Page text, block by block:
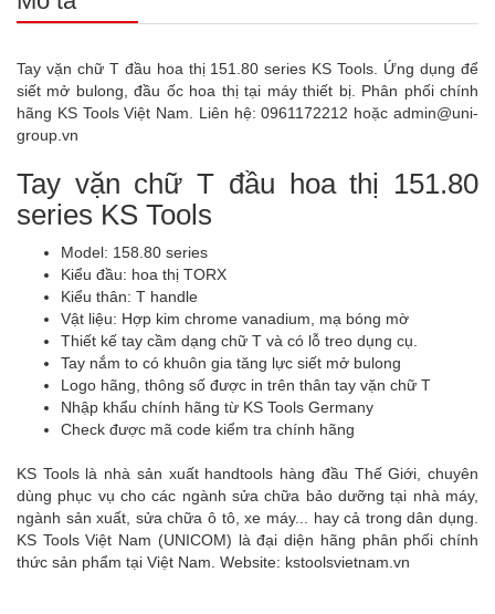
Tay vặn chữ T đầu hoa thị 151.80 series KS Tools. Ứng dụng để
siết mở bulong, đầu ốc hoa thị tại máy thiết bị. Phân phối chính
hãng KS Tools Việt Nam. Liên hệ: 0961172212 hoặc admin@uni-
group.vn
Tay vặn chữ T đầu hoa thị 151.80
series KS Tools
Model: 158.80 series
Kiểu đầu: hoa thị TORX
Kiểu thân: T handle
Vật liệu: Hợp kim chrome vanadium, mạ bóng mờ
Thiết kế tay cầm dạng chữ T và có lỗ treo dụng cụ.
Tay nắm to có khuôn gia tăng lực siết mở bulong
Logo hãng, thông số được in trên thân tay vặn chữ T
Nhập khẩu chính hãng từ KS Tools Germany
Check được mã code kiểm tra chính hãng
KS Tools là nhà sản xuất handtools hàng đầu Thế Giới, chuyên
dùng phục vụ cho các ngành sửa chữa bảo dưỡng tại nhà máy,
ngành sản xuất, sửa chữa ô tô, xe máy... hay cả trong dân dụng.
KS Tools Việt Nam (UNICOM) là đại diện hãng phân phối chính
thức sản phẩm tại Việt Nam. Website: kstoolsvietnam.vn